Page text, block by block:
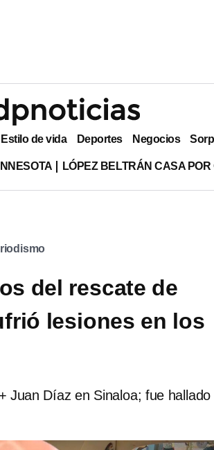
Estilo de vida Deportes Negocios
LÓPEZ BELTRÁN CASA
del rescate de
lesiones en los
Juan Díaz en Sinaloa; fue hallado